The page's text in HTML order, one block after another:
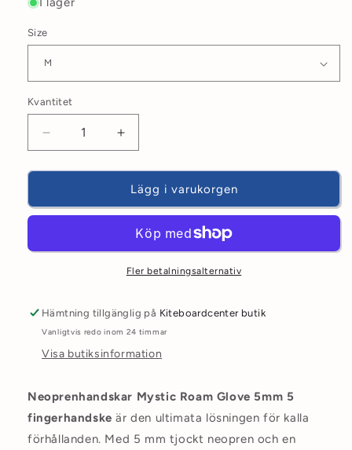
Size
Kvantitet
Minska
kvantitet
för
Neoprenhandskar
Mystic
mm
Öka
kvantitet
för
Neoprenhandskar
Mystic
mm
2025
Lägg i varukorgen
Fler betalningsalternativ
Hämtning tillgänglig på Kiteboardcenter butik
Vanligtvis redo inom 24 timmar
Visa butiksinformation
Neoprenhandskar Mystic Roam Glove 5mm 5
fingerhandske är den ultimata lösningen för kalla
förhållanden. Med 5 mm tjockt neopren och en